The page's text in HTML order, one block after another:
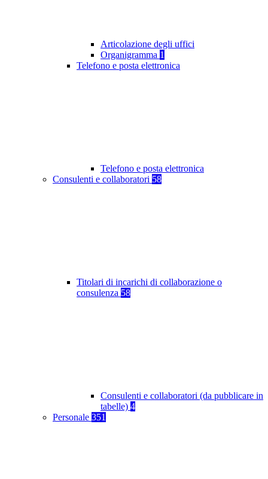
Articolazione degli uffici
Organigramma 1
Telefono e posta elettronica
Telefono e posta elettronica
Consulenti e collaboratori 58
Titolari di incarichi di collaborazione o
consulenza 58
Consulenti e collaboratori (da pubblicare in
tabelle) 4
Personale 351